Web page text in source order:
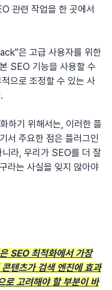
관련 작업을 한 곳에서
은 고급 사용자를 위한
SEO 기능을 사용할 수
으로 조정할 수 있는 사
하기 위해서는, 이러한 플
서 주요한 점은 플러그인
라, 우리가 SEO를 더 잘
라는 사실을 잊지 않아야
SEO 최적화에서 가장
텐츠가 검색 엔진에 효과
로 고려해야 할 부분이 바